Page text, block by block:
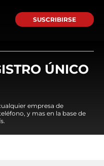
SUSCRIBIRSE
ÚNICO
empresa de
y mas en la base de